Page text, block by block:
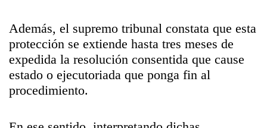
Además, el supremo tribunal constata que esta
protección se extiende hasta tres meses de
expedida la resolución consentida que cause
estado o ejecutoriada que ponga fin al
procedimiento.